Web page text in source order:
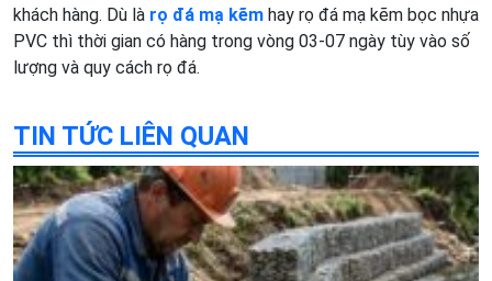
khách hàng. Dù là rọ đá mạ kẽm hay rọ đá mạ kẽm bọc nhựa
PVC thì thời gian có hàng trong vòng 03-07 ngày tùy vào số
lượng và quy cách rọ đá.
TIN TỨC LIÊN QUAN